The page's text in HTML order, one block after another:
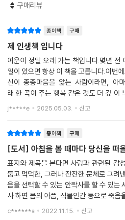
구매리뷰
종이책 구매
제 인생책 입니다
여운이 정말 오래 가는 책입니다.몇년 전
일이 있으면 항상 이 책을 고릅니다.이번
신이 종종마음을 앓는 사람이라면, 아
래 한 곡이 주는 행복 같은 것도 더 깊 이
이 당신의 섬세한 심장을 믿었으면 좋겠다
j*****e 2025.05.03. 신고
종이책 구매
[도서] 아침을 볼 때마다 당신을 떠
표지와 제목을 본다면 사랑과 관련된 감
둡고 먹먹한, 그러나 잔잔한 문체로 그려
음을 선택할 수 있는 안락사를 할 수 있는
사 하면 몸의 아픔, 식물인간 등으로 죽음
은데 이 책은 우울증을 앓고 있는 사람들
c******a 2022.11.15. 신고